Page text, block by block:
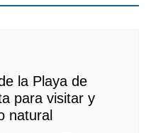
la Playa de
para visitar y
natural